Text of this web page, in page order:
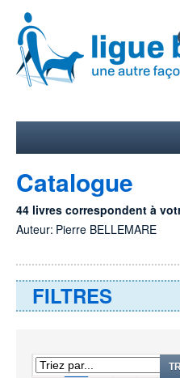
Catalogue
44 livres correspondent à
Auteur: Pierre BELLEMARE
FILTRES
1